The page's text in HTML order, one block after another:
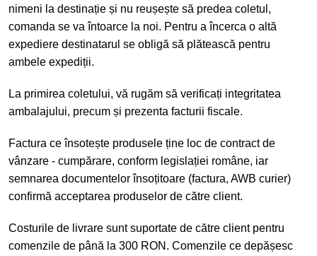
nimeni la destinație și nu reușește să predea coletul,
comanda se va întoarce la noi. Pentru a încerca o altă
expediere destinatarul se obligă să plătească pentru
ambele expediții.
La primirea coletului, vă rugăm să verificați integritatea
ambalajului, precum și prezenta facturii fiscale.
Factura ce însotește produsele ține loc de contract de
vânzare - cumpărare, conform legislației române, iar
semnarea documentelor însoțitoare (factura, AWB curier)
confirmă acceptarea produselor de către client.
Costurile de livrare sunt suportate de către client pentru
comenzile de până la 300 RON. Comenzile ce depășesc